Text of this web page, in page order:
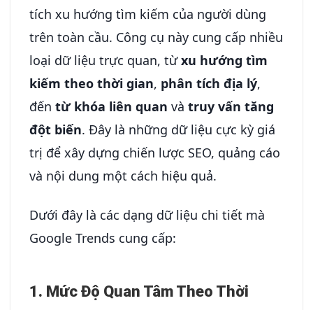
tích xu hướng tìm kiếm của người dùng
trên toàn cầu. Công cụ này cung cấp nhiều
loại dữ liệu trực quan, từxu hướng tìm
kiếm theo thời gian, phân tích địa lý,
đến từ khóa liên quan và truy vấn tăng
đột biến. Đây là những dữ liệu cực kỳ giá
trị để xây dựng chiến lược SEO, quảng cáo
và nội dung một cách hiệu quả.
Dưới đây là các dạng dữ liệu chi tiết mà
Google Trends cung cấp:
1. Mức Độ Quan Tâm Theo Thời